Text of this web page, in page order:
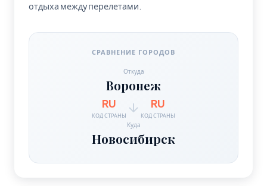
отдыха между перелетами.
СРАВНЕНИЕ ГОРОДОВ
Откуда
Воронеж
RU
КОД СТРАНЫ
RU
КОД СТРАНЫ
Куда
Новосибирск